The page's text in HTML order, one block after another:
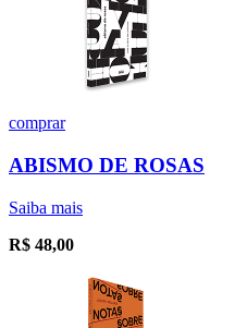
comprar
ABISMO DE ROSAS
Saiba mais
R$ 48,00